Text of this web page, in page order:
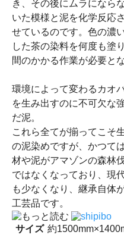
き、その後にムラになら
いた模様と泥を化学反応
せているのです。色の濃
した茶の染料を何度も塗
間のかかる作業が必要と
環境によって変わるカオ
を生み出すのに不可欠な
だ泥。
これら全てが揃ってこそ
の泥染めですが、かつて
材や泥がアマゾンの森林
ではなくなっており、現
も少なくなり、継承自体
工芸品です。
サイズ 約